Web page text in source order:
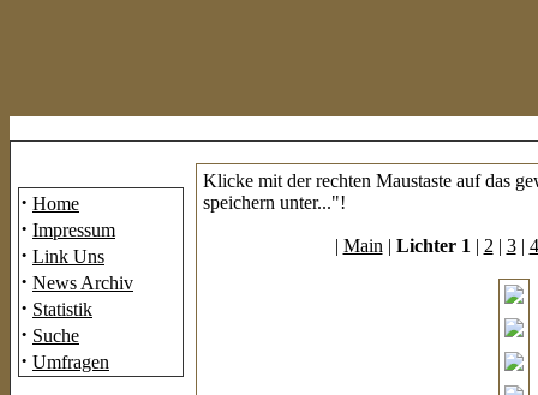
· Home
· Impressum
· Link Uns
· News Archiv
· Statistik
· Suche
· Umfragen
Klicke mit der rechten Maustaste auf das
speichern unter..."!
| Main | Lichter 1 | 2 | 3| 4